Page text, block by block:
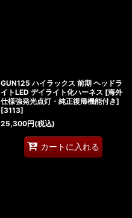
GUN125 ハイラックス 前期 ヘッドラ
イトLED デイライト化ハーネス [海外
仕様強発光点灯・純正復帰機能付き]
[3113]
25,300円(税込)
カートに入れる